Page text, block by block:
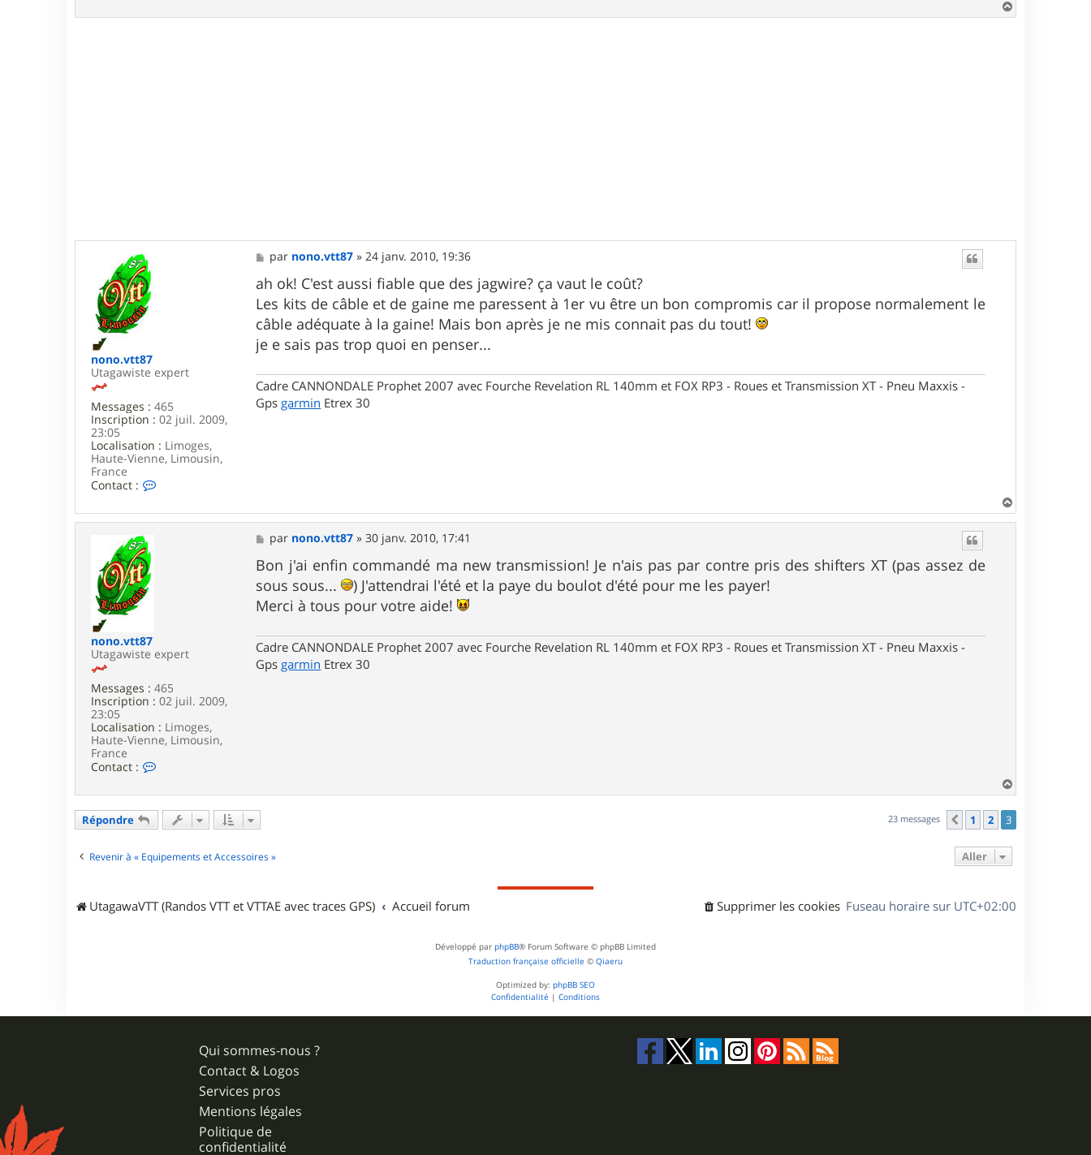
a
nono.vtt87
Utagawiste expert
Messages : 465
Inscription : 02 juil. 2009,
23:05
Localisation : Limoges,
Haute-Vienne, Limousin,
France
Contact :
n
t
.
t
8
M
e
s
s
a
g
e
par nono.vtt87 »24 janv. 2010, 19:36
ah ok! C'est aussi fiable que des jagwire? ça vaut le coût?
Les kits de câble et de gaine me paressent à 1er vu être un bon compromis car il propose normalement le
câble adéquate à la gaine! Mais bon après je ne mis connait pas du tout!
je e sais pas trop quoi en penser...
Cadre CANNONDALE Prophet 2007 avec Fourche Revelation RL 140mm et FOX RP3 - Roues et Transmission XT - Pneu Maxxis -
Gps garmin Etrex 30
a
nono.vtt87
Utagawiste expert
Messages : 465
Inscription : 02 juil. 2009,
23:05
Localisation : Limoges,
Haute-Vienne, Limousin,
France
Contact :
c
e
n
M
e
s
s
a
g
e
par nono.vtt87 »30 janv. 2010, 17:41
Bon j'ai enfin commandé ma new transmission! Je n'ais pas par contre pris des shifters XT (pas assez de
sous sous...
) J'attendrai l'été et la paye du boulot d'été pour me les payer!
Merci à tous pour votre aide!
Cadre CANNONDALE Prophet 2007 avec Fourche Revelation RL 140mm et FOX RP3 - Roues et Transmission XT - Pneu Maxxis -
Gps garmin Etrex 30
a
u
Répondre 23 messages Précédent
1 2 3
Revenir à « Equipements et Accessoires » Aller
UtagawaVTT (Randos VTT et VTTAE avec traces GPS) Accueil forum Fuseau horaire sur UTC+02:00
Supprimer les cookies
Développé par phpBB® Forum Software © phpBB Limited
Traduction française officielle © Qiaeru
Optimized by: phpBB SEO
Confidentialité | Conditions
Qui sommes-nous ?
Contact & Logos
Services pros
Mentions légales
Politique de
confidentialité